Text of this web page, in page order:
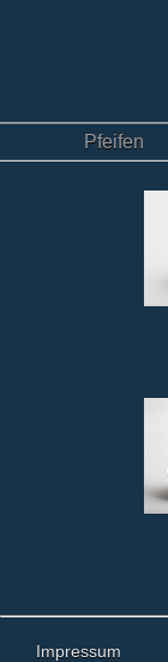
Pfeifen
Impressum